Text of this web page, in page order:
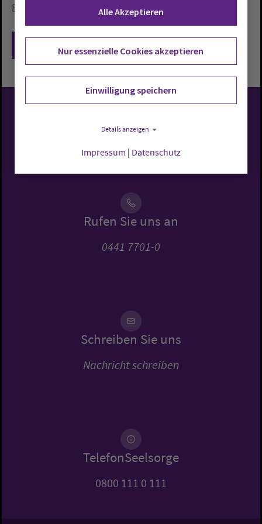
gestellt.»
Evangelisch-Lutherische
Kirche in Oldenburg
Rufen Sie uns an
0441 7701-0
Schreiben Sie uns
Nachricht schreiben
TelefonSeelsorge
0800 111 0 111
Alle Akzeptieren
Nur essenzielle Cookies akzeptieren
Einwilligung speichern
Details anzeigen
Impressum | Datenschutz